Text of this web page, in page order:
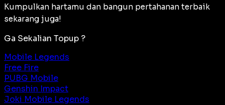
Kumpulkan hartamu dan bangun pertahanan terbaik
sekarang juga!
Ga Sekalian Topup ?
Mobile Legends
Free Fire
PUBG Mobile
Genshin Impact
Joki Mobile Legends